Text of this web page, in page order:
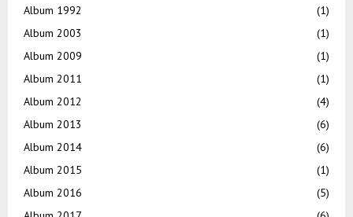
Album 1992
(1)
Album 2003
(1)
Album 2009
(1)
Album 2011
(1)
Album 2012
(4)
Album 2013
(6)
Album 2014
(6)
Album 2015
(1)
Album 2016
(5)